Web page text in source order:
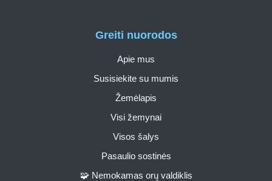
Greiti nuorodos
Apie mus
Susisiekite su mumis
Žemėlapis
Visi žemynai
Visos šalys
Pasaulio sostinės
🧩 Nemokamas orų valdiklis